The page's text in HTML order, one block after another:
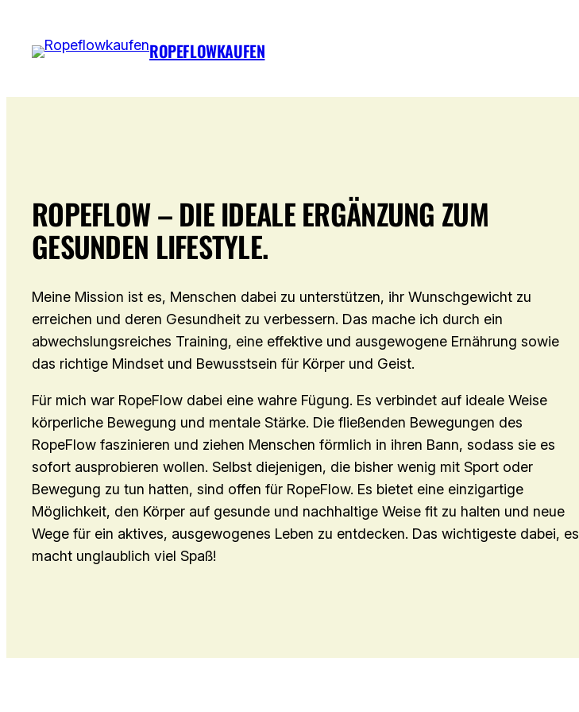
springen
ROPEFLOWKAUFEN
ROPEFLOW – DIE IDEALE ERGÄNZUNG ZUM
GESUNDEN LIFESTYLE.
Meine Mission ist es, Menschen dabei zu unterstützen, ihr Wunschgewicht zu
erreichen und deren Gesundheit zu verbessern. Das mache ich durch ein
abwechslungsreiches Training, eine effektive und ausgewogene Ernährung sowie
das richtige Mindset und Bewusstsein für Körper und Geist.
Für mich war RopeFlow dabei eine wahre Fügung. Es verbindet auf ideale Weise
körperliche Bewegung und mentale Stärke. Die fließenden Bewegungen des
RopeFlow faszinieren und ziehen Menschen förmlich in ihren Bann, sodass sie es
sofort ausprobieren wollen. Selbst diejenigen, die bisher wenig mit Sport oder
Bewegung zu tun hatten, sind offen für RopeFlow. Es bietet eine einzigartige
Möglichkeit, den Körper auf gesunde und nachhaltige Weise fit zu halten und neue
Wege für ein aktives, ausgewogenes Leben zu entdecken. Das wichtigeste dabei, es
macht unglaublich viel Spaß!